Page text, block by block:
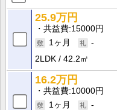
25.9万円
共益費 15000円
1ヶ月
-
2LDK
42.2㎡
16.2万円
共益費 10000円
1ヶ月
-